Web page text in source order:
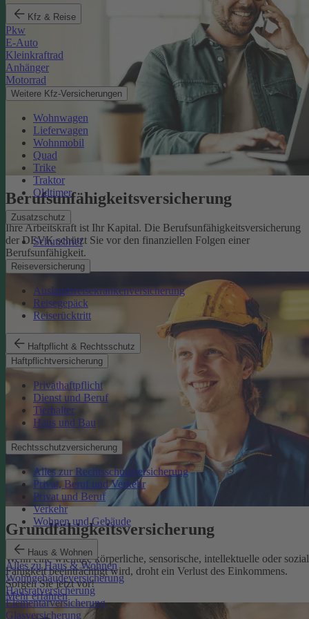
Kfz & Reise
Pkw
E-Auto
Kleinkraftrad
Anhänger
Motorrad
Weitere Kfz-Versicherungen
Wohnwagen
Lieferwagen
Wohnmobil
Quad
Trike
Traktor
Oldtimer
Zusatzschutz
Schutzbrief
Reiseversicherung
Auslandsreisekrankenversicherung
Reisegepäck
Reiserücktritt
Haftpflicht & Rechtsschutz
Haftpflichtversicherung
Privathaftpflicht
Dienst und Beruf
Tierhalter
Haus und Bau
Rechtsschutzversicherung
Alles zur Rechtsschutzversicherung
Privat, Beruf und Verkehr
Privat und Beruf
Verkehr
Wohnen und Gebäude
Haus & Wohnen
Alles zu Haus & Wohnen
Wohngebäudeversicherung
Hausratversicherung
Elementarversicherung
Glasversicherung
Berufsunfähigkeits­versicherung
Ihre Arbeitskraft ist Ihr Kapital. Die Berufsunfähigkeitsversicherung
der DEVK schützt Sie vor den finanziellen Folgen einer
Berufsunfähigkeit.
Mehr erfahren
Grundfähigkeits­versicherung
Wenn eine wichtige körperliche, sensorische, intellektuelle oder
Fähigkeit beeinträchtigt wird, droht ein Verlust des Einkommens.
Sorgen Sie jetzt vor!
Mehr erfahren